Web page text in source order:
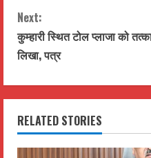
t
i
n
u
e
Next:
कुम्हारी स्थित टोल प्लाजा को
लिखा, पत्र
RELATED STORIES